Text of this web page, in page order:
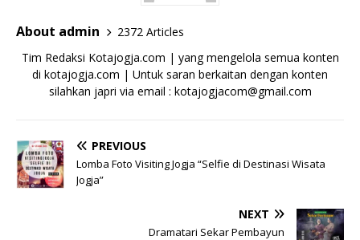
About admin
2372 Articles
Tim Redaksi Kotajogja.com | yang mengelola semua konten
di kotajogja.com | Untuk saran berkaitan dengan konten
silahkan japri via email : kotajogjacom@gmail.com
PREVIOUS
Lomba Foto Visiting Jogja “Selfie di Destinasi Wisata
Jogja”
NEXT
Dramatari Sekar Pembayun